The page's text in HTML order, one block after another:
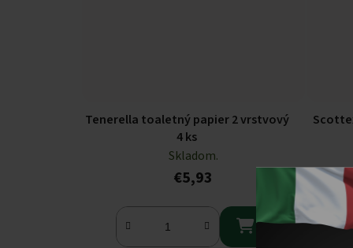
Tenerella toaletný papier 2 vrstvový
4 ks
Skladom.
€5,93
